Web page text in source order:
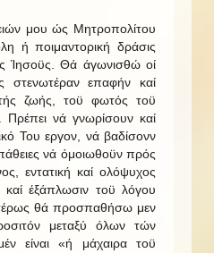
μου ώς Μητροπολίτου
ή ποιμαντορική δράσις
Ίησοϋς. Θά άγωνισθώ οί
στενωτέραν επαφήν καί
ζωής, τοϋ φωτός τοϋ
νά γνωρίσουν καί
Του εργον, νά βαδίσονν
νά όμοιωθοϋν πρός
εντατική καί ολόψυχος
καί έξάπλωσιν τοϋ λόγου
θά προσπαθήσω μεν
μεταξύ όλων τών
είναι «ή μάχαιρα τοϋ